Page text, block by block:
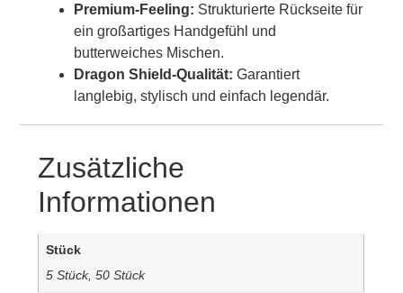
Premium-Feeling: Strukturierte Rückseite für
ein großartiges Handgefühl und
butterweiches Mischen.
Dragon Shield-Qualität: Garantiert
langlebig, stylisch und einfach legendär.
Zusätzliche
Informationen
Stück
5 Stück, 50 Stück